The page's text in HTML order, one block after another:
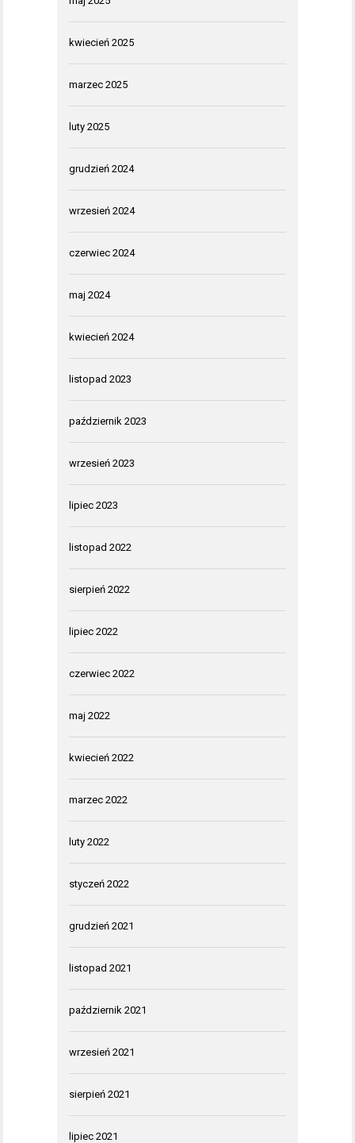
kwiecień 2025
marzec 2025
luty 2025
grudzień 2024
wrzesień 2024
czerwiec 2024
maj 2024
kwiecień 2024
listopad 2023
październik 2023
wrzesień 2023
lipiec 2023
listopad 2022
sierpień 2022
lipiec 2022
czerwiec 2022
maj 2022
kwiecień 2022
marzec 2022
luty 2022
styczeń 2022
grudzień 2021
listopad 2021
październik 2021
wrzesień 2021
sierpień 2021
lipiec 2021